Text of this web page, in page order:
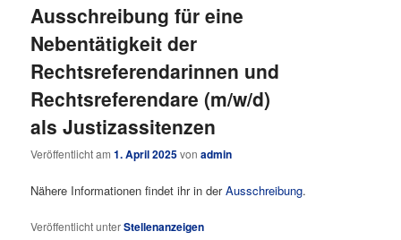
Ausschreibung für eine
Nebentätigkeit der
Rechtsreferendarinnen und
Rechtsreferendare (m/w/d)
als Justizassitenzen
Veröffentlicht am1. April 2025vonadmin
Nähere Informationen findet ihr in derAusschreibung.
Veröffentlicht unterStellenanzeigen